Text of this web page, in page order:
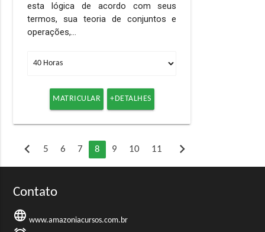
esta lógica de acordo com seus
termos, sua teoria de conjuntos e
operações,…
MATRICULAR +DETALHES
chevron_left 5 6 7 8 9 10 11 chevron_right
Contato
language www.amazoniacursos.com.br